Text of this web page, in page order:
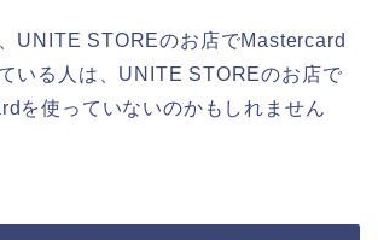
UNITE STOREのお店でMastercard
いる人は、UNITE STOREのお店で
を使っていないのかもしれません